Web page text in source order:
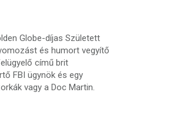
Globe-díjas Született
és humort vegyítő
című brit
FBI ügynök és egy
vagy a Doc Martin.